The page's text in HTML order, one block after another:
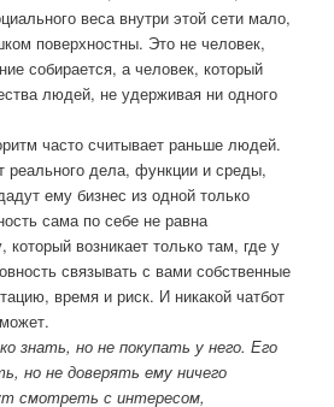
веса внутри этой сети мало,
поверхностны. Это не человек,
собирается, а человек, который
людей, не удерживая ни одного
часто считывает раньше людей.
реального дела, функции и среды,
ему бизнес из одной только
сама по себе не равна
который возникает только там, где у
связывать с вами собственные
время и риск. И никакой чатбот
знать, но не покупать у него. Его
но не доверять ему ничего
смотреть с интересом,